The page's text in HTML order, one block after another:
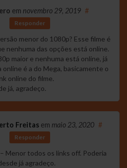
em novembro 29, 2019 #
Responder
menor do 1080p? Esse filme é
nenhuma das opções está online.
maior e nenhuma está online, já
online é a do Mega, basicamente o
online do filme.
já, agradeço.
Freitas em maio 23, 2020 #
Responder
Menor todos os links off. Poderia
já agradeço.